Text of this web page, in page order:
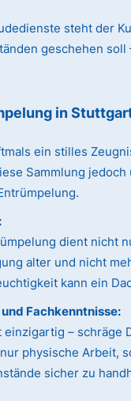
steht der
geschehen
in
ein stilles
Sammlung
dient nicht
alter und nicht
kann ein
Fachkenntnisse:
– schräge
physische Arbeit,
sicher zu